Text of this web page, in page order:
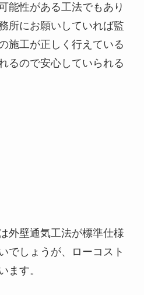
能性がある工法でもあり
所にお願いしていれば監
施工が正しく行えている
るので安心していられる
外壁通気工法が標準仕様
でしょうが、ローコスト
ます。